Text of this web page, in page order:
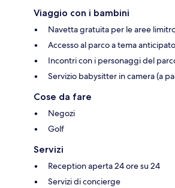
Viaggio con i bambini
Navetta gratuita per le aree
Accesso al parco a tema anticipato
Incontri con i personaggi del
Servizio babysitter in camera (a
Cose da fare
Negozi
Golf
Servizi
Reception aperta 24 ore su 24
Servizi di concierge